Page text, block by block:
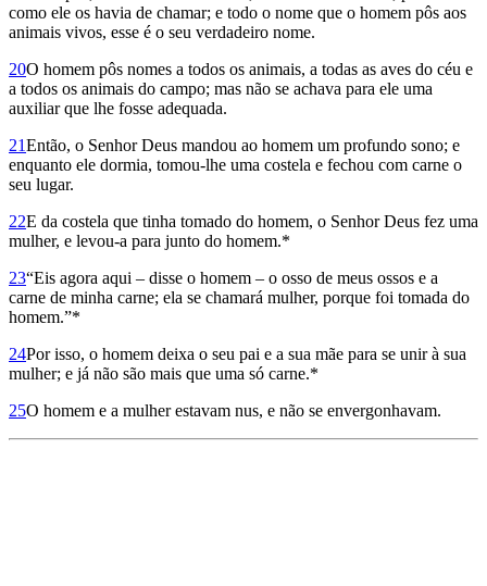
como ele os havia de chamar; e todo o nome que o homem pôs aos
animais vivos, esse é o seu verdadeiro nome.
20O homem pôs nomes a todos os animais, a todas as aves do céu e
a todos os animais do campo; mas não se achava para ele uma
auxiliar que lhe fosse adequada.
21Então, o Senhor Deus mandou ao homem um profundo sono; e
enquanto ele dormia, tomou-lhe uma costela e fechou com carne o
seu lugar.
22E da costela que tinha tomado do homem, o Senhor Deus fez uma
mulher, e levou-a para junto do homem.*
23“Eis agora aqui – disse o homem – o osso de meus ossos e a
carne de minha carne; ela se chamará mulher, porque foi tomada do
homem.”*
24Por isso, o homem deixa o seu pai e a sua mãe para se unir à sua
mulher; e já não são mais que uma só carne.*
25O homem e a mulher estavam nus, e não se envergonhavam.